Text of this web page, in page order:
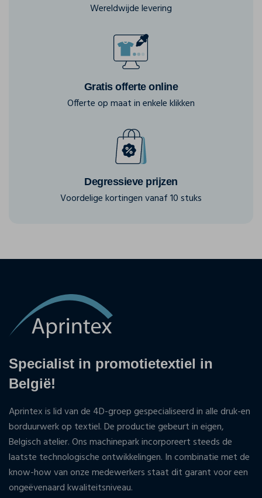
Wereldwijde levering
Gratis offerte online
Offerte op maat in enkele klikken
Degressieve prijzen
Voordelige kortingen vanaf 10 stuks
Specialist in promotietextiel in
België!
Aprintex is lid van de 4D-groep gespecialiseerd in alle druk-en
borduurwerk op textiel. De productie gebeurt in eigen,
Belgisch atelier. Ons machinepark incorporeert steeds de
laatste technologische ontwikkelingen. In combinatie met de
know-how van onze medewerkers staat dit garant voor een
ongeëvenaard kwaliteitsniveau.